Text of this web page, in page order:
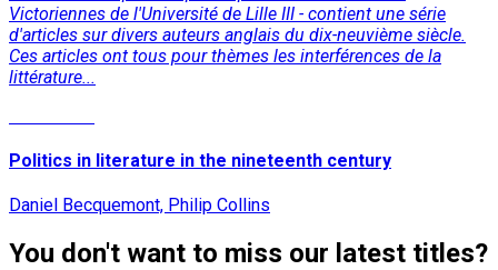
Victoriennes de l'Université de Lille III - contient une série
d'articles sur divers auteurs anglais du dix-neuvième siècle.
Ces articles ont tous pour thèmes les interférences de la
littérature...
Politics in literature in the nineteenth century
Daniel Becquemont, Philip Collins
You don't want to miss our latest titles?